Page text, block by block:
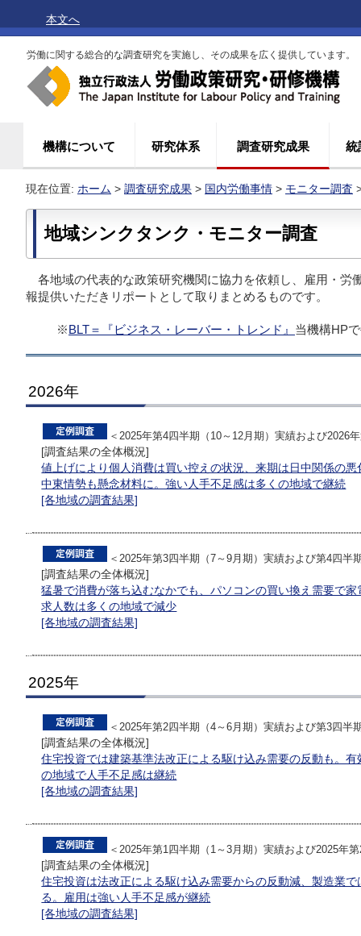
本文へ
労働に関する総合的な調査研究を実施し、その成果を広く提供しています。
機構について 研究体系 調査研究成果 統
現在位置: ホーム > 調査研究成果 > 国内労働事情 > モニター調査
地域シンクタンク・モニター調査
各地域の代表的な政策研究機関に協力を依頼し、雇用・労
報提供いただきリポートとして取りまとめるものです。
※BLT＝『ビジネス・レーバー・トレンド』 当機構HP
2026年
＜2025年第4四半期（10～12月期）実績および2026
[調査結果の全体概況]
値上げにより個人消費は買い控えの状況、来期は日中関係の
中東情勢も懸念材料に。強い人手不足感は多くの地域で継続
[各地域の調査結果]
＜2025年第3四半期（7～9月期）実績および第4四半
[調査結果の全体概況]
猛暑で消費が落ち込むなかでも、パソコンの買い換え需要で
求人数は多くの地域で減少
[各地域の調査結果]
2025年
＜2025年第2四半期（4～6月期）実績および第3四半
[調査結果の全体概況]
住宅投資では建築基準法改正による駆け込み需要の反動も。
の地域で人手不足感は継続
[各地域の調査結果]
＜2025年第1四半期（1～3月期）実績および2025年
[調査結果の全体概況]
住宅投資は法改正による駆け込み需要からの反動減、製造業
る。雇用は強い人手不足感が継続
[各地域の調査結果]